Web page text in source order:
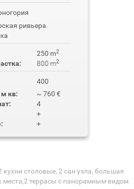
ривьера
250 m2
800 m2
400
м кв:
~ 760 €
4
+
+
столовые, 2 сан узла, большая
места,2 террасы с панорамным видом